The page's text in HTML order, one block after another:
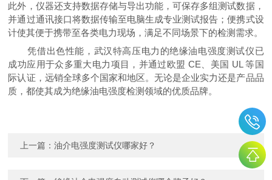
此外，仪器还支持数据存储与导出功能，可保存多组测试数据，
并通过通讯接口将数据传输至电脑生成专业测试报告；便携式设
计使其便于携带至各类电力现场，满足不同场景下的检测需求。
凭借出色性能，武汉特高压电力的绝缘油电强度测试仪已
成功应用于众多重大电力项目，并通过欧盟 CE、美国 UL 等国
际认证，远销全球多个国家和地区。无论是企业实力还是产品品
质，都使其成为绝缘油电强度检测领域的优质品牌。
上一篇：油介电强度测试仪哪家好？